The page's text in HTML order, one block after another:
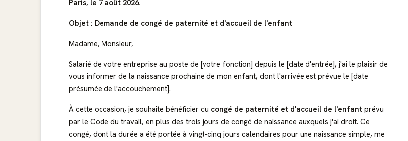
Paris, le 7 août 2026.
Objet : Demande de congé de paternité et d'accueil de l'enfant
Madame, Monsieur,
Salarié de votre entreprise au poste de [votre fonction] depuis le [date d'entrée], j'ai le plaisir de
vous informer de la naissance prochaine de mon enfant, dont l'arrivée est prévue le [date
présumée de l'accouchement].
À cette occasion, je souhaite bénéficier du congé de paternité et d'accueil de l'enfant prévu
par le Code du travail, en plus des trois jours de congé de naissance auxquels j'ai droit. Ce
congé, dont la durée a été portée à vingt-cinq jours calendaires pour une naissance simple, me